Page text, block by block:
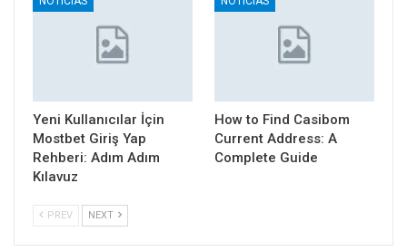
Yeni Kullanıcılar İçin
Mostbet Giriş Yap
Rehberi: Adım Adım
Kılavuz
How to Find Casibom
Current Address: A
Complete Guide
PREV NEXT